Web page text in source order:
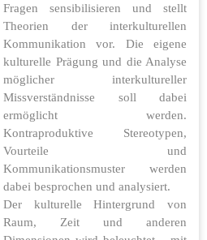
Fragen sensibilisieren und stellt
Theorien der interkulturellen
Kommunikation vor. Die eigene
kulturelle Prägung und die Analyse
möglicher interkultureller
Missverständnisse soll dabei
ermöglicht werden.
Kontraproduktive Stereotypen,
Vourteile und
Kommunikationsmuster werden
dabei besprochen und analysiert.
Der kulturelle Hintergrund von
Raum, Zeit und anderen